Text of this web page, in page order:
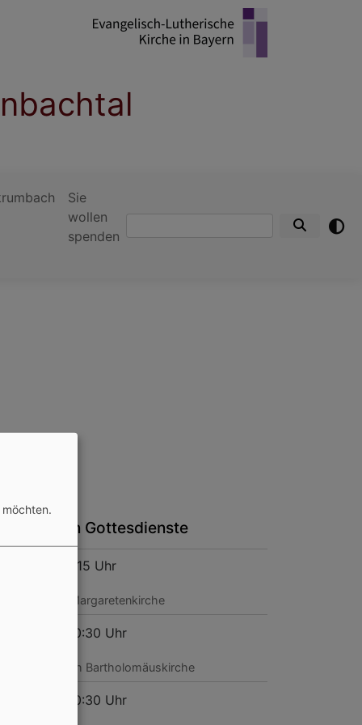
Sie
wollen
spenden
nächsten Gottesdienste
9.8. 8:15-9:15 Uhr
Margaretenkirche
9.8. 9:30-10:30 Uhr
Bartholomäuskirche
9.8. 9:30-10:30 Uhr